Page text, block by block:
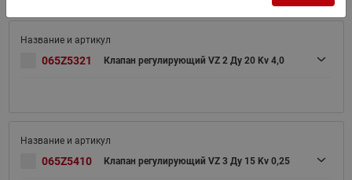
065Z5321 Клапан регулирующий VZ 2 Ду 20 Kv 4,0
065Z5410 Клапан регулирующий VZ 3 Ду 15 Kv 0,25